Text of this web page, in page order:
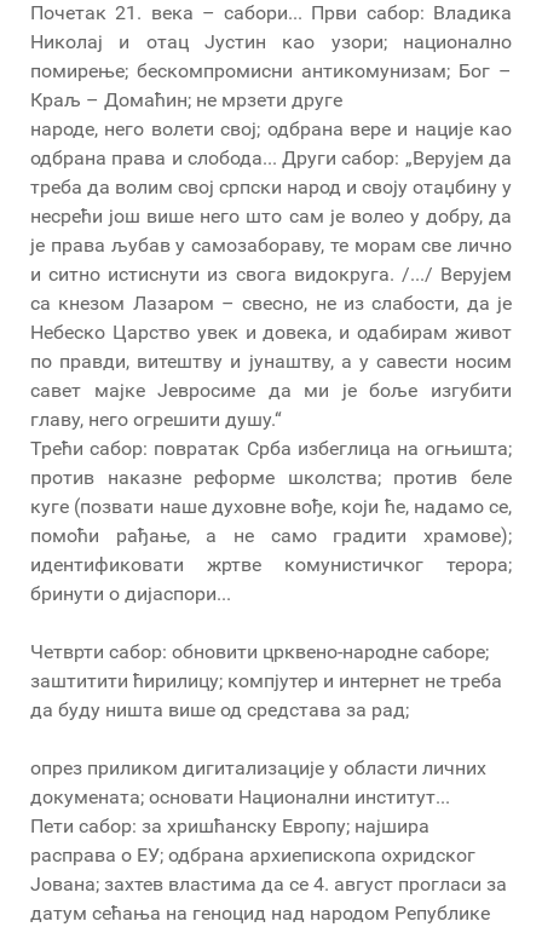
Почетак 21. века – сабори... Први сабор: Владика
Николај и отац Јустин као узори; национално
помирење; бескомпромисни антикомунизам; Бог –
Краљ – Домаћин; не мрзети друге
народе, него волети свој; одбрана вере и нације као
одбрана права и слобода... Други сабор: „Верујем да
треба да волим свој српски народ и своју отаџбину у
несрећи још више него што сам је волео у добру, да
је права љубав у самозабораву, те морам све лично
и ситно истиснути из свога видокруга. /.../ Верујем
са кнезом Лазаром – свесно, не из слабости, да је
Небеско Царство увек и довека, и одабирам живот
по правди, витештву и јунаштву, а у савести носим
савет мајке Јевросиме да ми је боље изгубити
главу, него огрешити душу.“
Трећи сабор: повратак Срба избеглица на огњишта;
против наказне реформе школства; против беле
куге (позвати наше духовне вође, који ће, надамо се,
помоћи рађање, а не само градити храмове);
идентификовати жртве комунистичког терора;
бринути о дијаспори...
Четврти сабор: обновити црквено-народне саборе;
заштитити ћирилицу; компјутер и интернет не треба
да буду ништа више од средстава за рад;
опрез приликом дигитализације у области личних
докумената; основати Национални институт...
Пети сабор: за хришћанску Европу; најшира
расправа о ЕУ; одбрана архиепископа охридског
Јована; захтев властима да се 4. август прогласи за
датум сећања на геноцид над народом Републике